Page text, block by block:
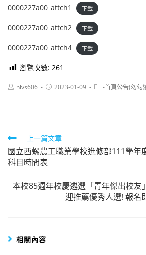
0000227a00_attch1 下載
0000227a00_attch2 下載
0000227a00_attch4 下載
瀏覽次數: 261
Posthlvs606
Post2023-01-09
Post-首頁公告(勿勾
Read
more
articles
上一篇文章
國立西螺農工職業學校進修部111學年
科目時間表
本校85週年校慶遴選「青年傑出校友
迎推薦優秀人選! 報名
相關內容